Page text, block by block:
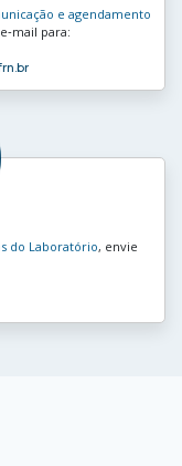
e agendamento
para:
do Laboratório, envie